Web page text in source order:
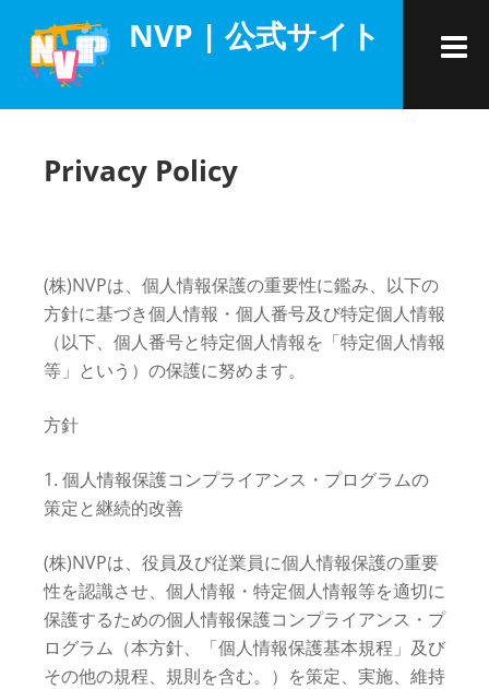
NVP | 公式サイト
Privacy Policy
(株)NVPは、個人情報保護の重要性に鑑み、以下の
方針に基づき個人情報・個人番号及び特定個人情報
（以下、個人番号と特定個人情報を「特定個人情報
等」という）の保護に努めます。
方針
1. 個人情報保護コンプライアンス・プログラムの
策定と継続的改善
(株)NVPは、役員及び従業員に個人情報保護の重要
性を認識させ、個人情報・特定個人情報等を適切に
保護するための個人情報保護コンプライアンス・プ
ログラム（本方針、「個人情報保護基本規程」及び
その他の規程、規則を含む。）を策定、実施、維持